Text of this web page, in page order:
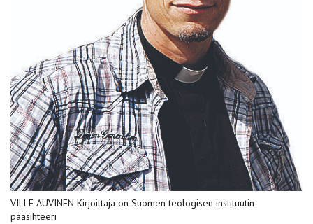
VILLE AUVINEN Kirjoittaja on Suomen teologisen instituutin
pääsihteeri